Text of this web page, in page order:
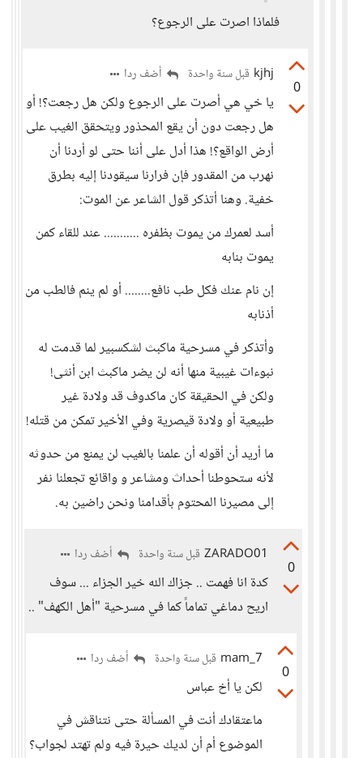
فلماذا اصرت على الرجوع؟
0
kjhj قبل سنة واحدة أضف ردا
يا خي هي أصرت على الرجوع ولكن هل رجعت؟! أو
هل رجعت دون أن يقع المحذور ويتحقق الغيب على
أرض الواقع؟! هذا أدل على أننا حتى لو أردنا أن
نهرب من المقدور فإن فرارنا سيقودنا إليه بطرق
خفية. وهنا أتذكر قول الشاعر عن الموت:
أسد لعمرك من يموت بظفره ........... عند للقاء كمن
يموت بنابه
إن نام عنك فكل طب نافع........ أو لم ينم فالطب من
أذنابه
وأتذكر في مسرحية ماكبث لشكسبير لما قدمت له
نبوءات غيبية منها أنه لن يضر ماكبث ابن أنثى!
ولكن في الحقيقة كان ماكدوف قد ولادة غير
طبيعية أو ولادة قيصرية وفي الأخير تمكن من قتله!
ما أريد أن أقوله أن علمنا بالغيب لن يمنع من حدوثه
لأنه ستحوطنا أحداث ومشاعر و واقائع تجعلنا نفر
إلى مصيرنا المحتوم بأقدامنا ونحن راضين به.
0
ZARADO01 قبل سنة واحدة أضف ردا
كدة انا فهمت .. جزاك الله خير الجزاء ... سوف
اريح دماغي تماماً كما في مسرحية "أهل الكهف" ..
0
mam_7 قبل سنة واحدة أضف ردا
لكن يا أخ عباس
ماعتقادك أنت في المسألة حتى نتناقش في
الموضوع أم أن لديك حيرة فيه ولم تهتد لجواب؟